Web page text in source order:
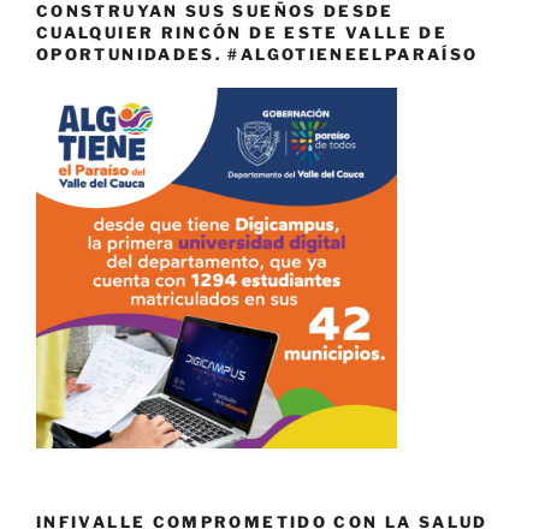
CONSTRUYAN SUS SUEÑOS DESDE
CUALQUIER RINCÓN DE ESTE VALLE DE
OPORTUNIDADES. #ALGOTIENEELPARAÍSO
INFIVALLE COMPROMETIDO CON LA SALUD